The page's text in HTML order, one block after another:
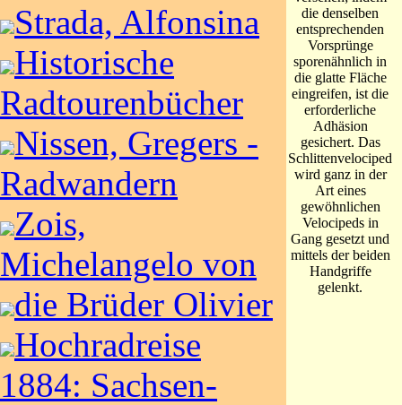
Strada, Alfonsina
Historische
Radtourenbücher
Nissen, Gregers -
Radwandern
Zois,
Michelangelo von
die Brüder Olivier
Hochradreise
1884: Sachsen-
die denselben
entsprechenden
Vorsprünge
sporenähnlich in
die glatte Fläche
eingreifen, ist die
erforderliche
Adhäsion
gesichert. Das
Schlittenvelociped
wird ganz in der
Art eines
gewöhnlichen
Velocipeds in
Gang gesetzt und
mittels der beiden
Handgriffe
gelenkt.